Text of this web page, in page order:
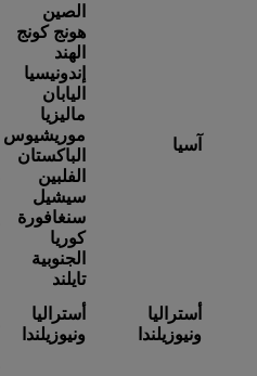
آسيا
الصين
هونج كونج
الهند
إندونيسيا
اليابان
ماليزيا
موريشيوس
الباكستان
الفلبين
سيشيل
سنغافورة
كوريا
الجنوبية
تايلند
أستراليا
ونيوزيلندا
أستراليا
ونيوزيلندا